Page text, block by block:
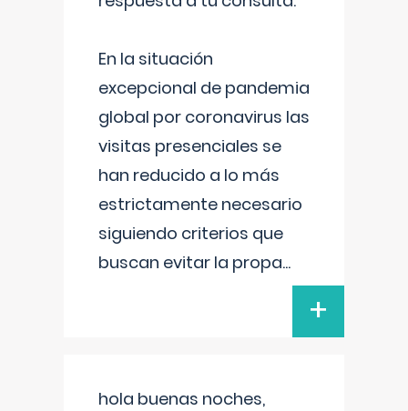
En la situación
excepcional de pandemia
global por coronavirus las
visitas presenciales se
han reducido a lo más
estrictamente necesario
siguiendo criterios que
buscan evitar la propa...
+
hola buenas noches,